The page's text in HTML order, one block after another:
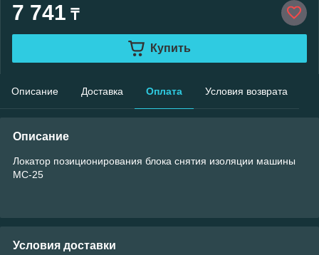
7 741 ₸
Купить
Описание Доставка Оплата Условия возврата
Описание
Локатор позиционирования блока снятия изоляции машины
МС-25
Условия доставки